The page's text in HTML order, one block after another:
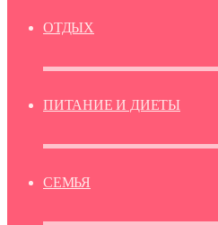
ОТДЫХ
ПИТАНИЕ И ДИЕТЫ
СЕМЬЯ